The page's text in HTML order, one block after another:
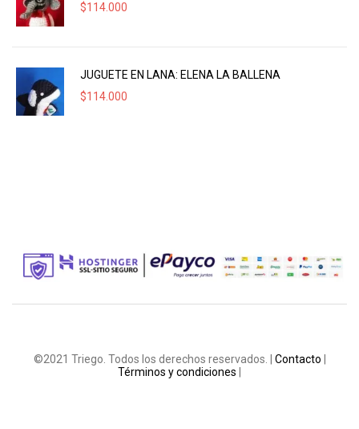
$114.000
JUGUETE EN LANA: ELENA LA BALLENA
$114.000
©2021 Triego. Todos los derechos reservados. | Contacto
Términos y condiciones